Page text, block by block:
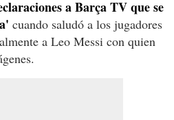
a Barça TV que se
cuando saludó a los jugadores
a Leo Messi con quien